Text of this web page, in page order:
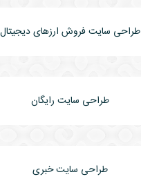
طراحی سایت فروش ارزهای دیجیتال
طراحی سایت رایگان
طراحی سایت خبری